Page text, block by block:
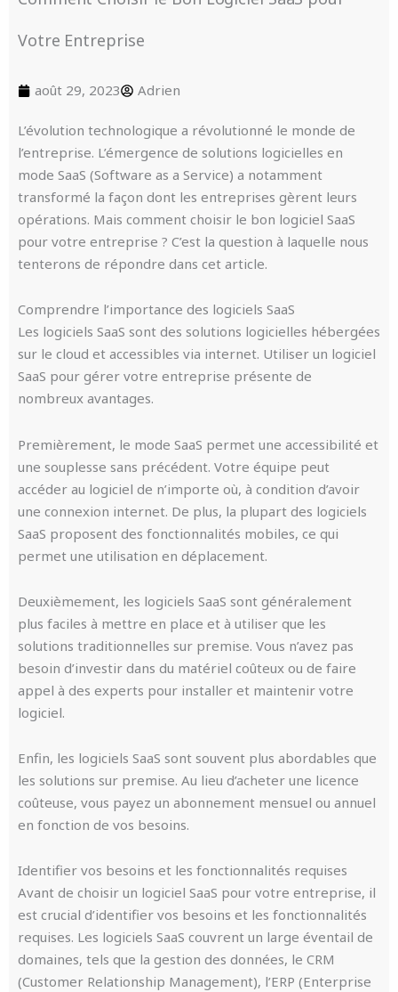
Votre Entreprise
août 29, 2023 Adrien
L’évolution technologique a révolutionné le monde de
l’entreprise. L’émergence de solutions logicielles en
mode SaaS (Software as a Service) a notamment
transformé la façon dont les entreprises gèrent leurs
opérations. Mais comment choisir le bon logiciel SaaS
pour votre entreprise ? C’est la question à laquelle nous
tenterons de répondre dans cet article.
Comprendre l’importance des logiciels SaaS
Les logiciels SaaS sont des solutions logicielles hébergées
sur le cloud et accessibles via internet. Utiliser un logiciel
SaaS pour gérer votre entreprise présente de
nombreux avantages.
Premièrement, le mode SaaS permet une accessibilité et
une souplesse sans précédent. Votre équipe peut
accéder au logiciel de n’importe où, à condition d’avoir
une connexion internet. De plus, la plupart des logiciels
SaaS proposent des fonctionnalités mobiles, ce qui
permet une utilisation en déplacement.
Deuxièmement, les logiciels SaaS sont généralement
plus faciles à mettre en place et à utiliser que les
solutions traditionnelles sur premise. Vous n’avez pas
besoin d’investir dans du matériel coûteux ou de faire
appel à des experts pour installer et maintenir votre
logiciel.
Enfin, les logiciels SaaS sont souvent plus abordables que
les solutions sur premise. Au lieu d’acheter une licence
coûteuse, vous payez un abonnement mensuel ou annuel
en fonction de vos besoins.
Identifier vos besoins et les fonctionnalités requises
Avant de choisir un logiciel SaaS pour votre entreprise, il
est crucial d’identifier vos besoins et les fonctionnalités
requises. Les logiciels SaaS couvrent un large éventail de
domaines, tels que la gestion des données, le CRM
(Customer Relationship Management), l’ERP (Enterprise